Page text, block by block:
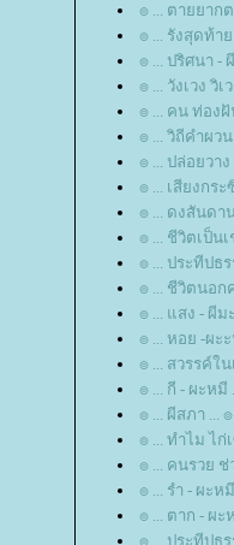
๏ ... ตายยาก
๏ ... รังสุดท้า
๏ ... ปริศนา -
๏ ... วังเวง วิเ
๏ ... คน ท่องฝั
๏ ... วิถีคำผวน
๏ ... ปล่อยวา
๏ ... เสียงกระ
๏ ... ดงสันดา
๏ ... ชีวิตเป็น
๏ ... ประทีปธ
๏ ... ชีวิตนอก
๏ ... แสง - ผีม
๏ ... หอย -ผะ
๏ ... สวรรค์ใ
๏ ... กี - ผะหมี
๏ ... ผีสภา ... ๏
๏ ... ทำไม ไก่
๏ ... คนรวย
๏ ... รำ - ผะห
๏ ... ตาก - ผะ
๏ ... ประทีปธ